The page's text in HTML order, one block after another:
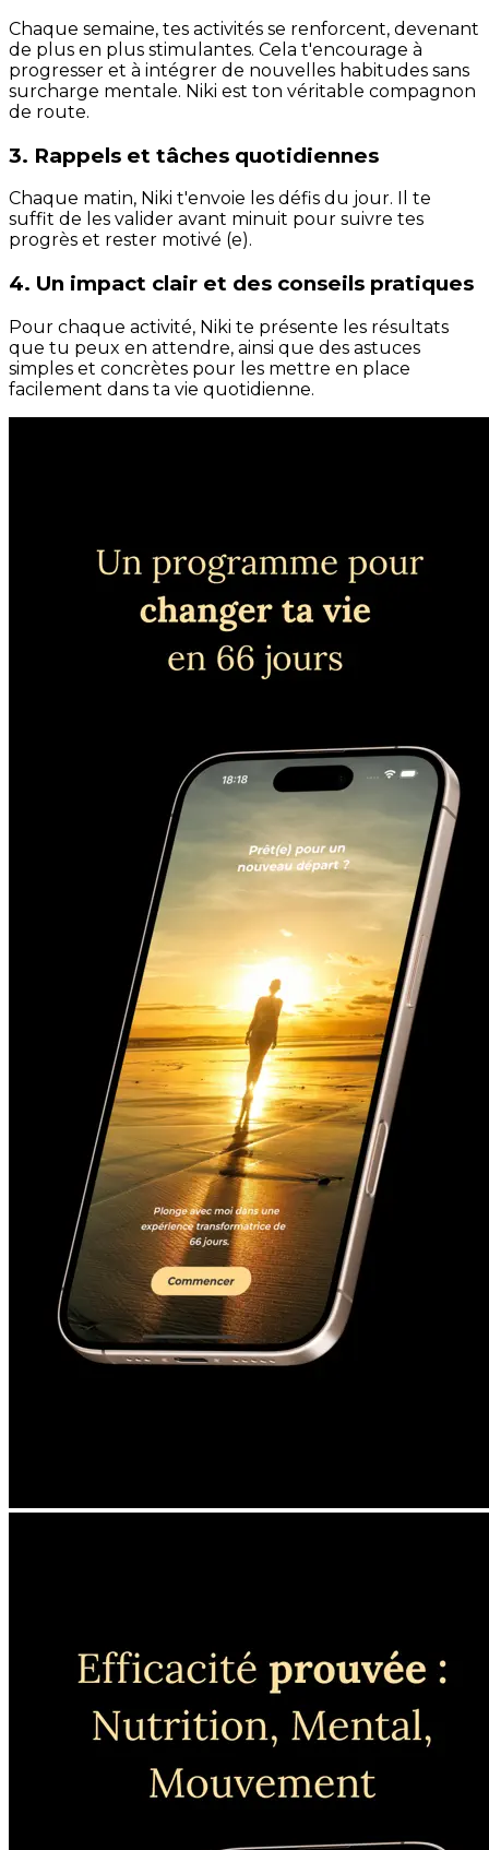
Chaque semaine, tes activités se renforcent, devenant
de plus en plus stimulantes. Cela t'encourage à
progresser et à intégrer de nouvelles habitudes sans
surcharge mentale. Niki est ton véritable compagnon
de route.
3. Rappels et tâches quotidiennes
Chaque matin, Niki t'envoie les défis du jour. Il te
suffit de les valider avant minuit pour suivre tes
progrès et rester motivé (e).
4. Un impact clair et des conseils pratiques
Pour chaque activité, Niki te présente les résultats
que tu peux en attendre, ainsi que des astuces
simples et concrètes pour les mettre en place
facilement dans ta vie quotidienne.